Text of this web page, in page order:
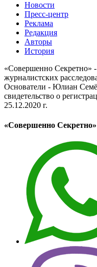
Новости
Пресс-центр
Реклама
Редакция
Авторы
История
«Совершенно Секретно»
журналистских
Основатели - Юлиан
свидетельство о
25.12.2020 г.
«Совершенно